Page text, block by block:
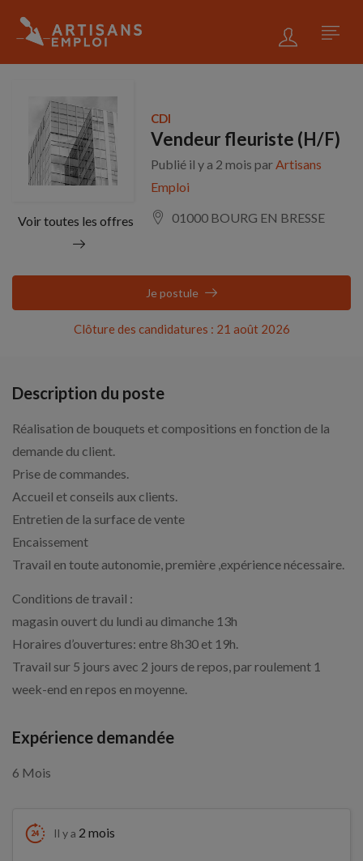
Voir toutes les offres
CDI
Vendeur fleuriste (H/F)
Publié il y a 2 mois par Artisans
Emploi
01000 BOURG EN BRESSE
Clôture des candidatures : 21 août 2026
Je postule
Description du poste
Réalisation de bouquets et compositions en fonction de la
demande du client.
Prise de commandes.
Accueil et conseils aux clients.
Entretien de la surface de vente
Encaissement
Travail en toute autonomie, première ,expérience nécessaire.
Conditions de travail :
magasin ouvert du lundi au dimanche 13h
Horaires d’ouvertures: entre 8h30 et 19h.
Travail sur 5 jours avec 2 jours de repos, par roulement 1
week-end en repos en moyenne.
Expérience demandée
6 Mois
Il y a 2 mois